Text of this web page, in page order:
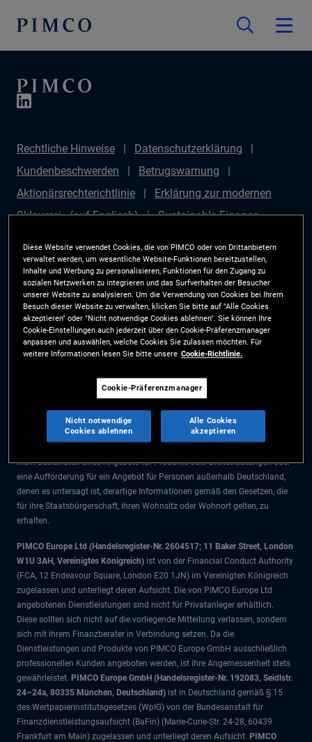
Rechtliche Hinweise
Datenschutzerklärung
Kundenbeschwerden
Betrugswarnung
Aktionärsrechterichtlinie
Erklärung zur modernen
Sklaverei - (auf Englisch)
Sustainable Finance
Anlegerrechte
Site Map
Cookie-Präferenzmanager
PIMCO ESG Rating Methodology
Die Informationen auf dieser Website sind ausschließlich für Deutsche
Staatsbürger bestimmt.
ausschließlich zu Informationszwecken und dürfen nicht als
Anlageberatung verstanden werden. Anleger sollten vor einer
Die Produkte und Dienstleistungen stehen nur Bürgern dieser
nicht Bestandteil eines Angebots für Produkte oder Dienstleistungen oder
eine Aufforderung für ein Angebot für Personen außerhalb Deutschland,
denen es untersagt ist, derartige Informationen gemäß den Gesetzen, die
für ihre Staatsbürgerschaft, ihren Wohnsitz oder Wohnort gelten, zu
erhalten.
PIMCO Europe Ltd (Handelsregister-Nr. 2604517; 11 Baker Street, London
W1U 3AH, Vereinigtes Königreich) ist von der Financial Conduct Authority
(FCA, 12 Endeavour Square, London E20 1JN) im Vereinigten Königreich
zugelassen und unterliegt deren Aufsicht. Die von PIMCO Europe Ltd
angebotenen Dienstleistungen sind nicht für Privatanleger erhältlich.
Diese sollten sich nicht auf die vorliegende Mitteilung verlassen, sondern
sich mit ihrem Finanzberater in Verbindung setzen. Da die
Dienstleistungen und Produkte von PIMCO Europe GmbH ausschließlich
professionellen Kunden angeboten werden, ist ihre Angemessenheit stets
gewährleistet. PIMCO Europe GmbH (Handelsregister-Nr. 192083, Seidlstr.
24–24a, 80335 München, Deutschland) ist in Deutschland gemäß § 15
des Wertpapierinstitutsgesetzes (WpIG) von der Bundesanstalt für
Finanzdienstleistungsaufsicht (BaFin) (Marie-Curie-Str. 24-28, 60439
Frankfurt am Main) zugelassen und unterliegt deren Aufsicht. PIMCO
Diese Website verwendet Cookies, die von PIMCO oder von Drittanbietern
verwaltet werden, um wesentliche Website-Funktionen bereitzustellen,
Inhalte und Werbung zu personalisieren, Funktionen für den Zugang zu
sozialen Netzwerken zu integrieren und das Surfverhalten der Besucher
unserer Website zu analysieren. Um die Verwendung von Cookies bei Ihrem
Besuch dieser Website zu verwalten, klicken Sie bitte auf "Alle Cookies
akzeptieren" oder "Nicht notwendige Cookies ablehnen". Sie können Ihre
Cookie-Einstellungen auch jederzeit über den Cookie-Präferenzmanager
anpassen und auswählen, welche Cookies Sie zulassen möchten. Für
weitere Informationen lesen Sie bitte unsere Cookie-Richtlinie.
Cookie-Präferenzmanager
Nicht notwendige
Cookies ablehnen
Alle Cookies
akzeptieren